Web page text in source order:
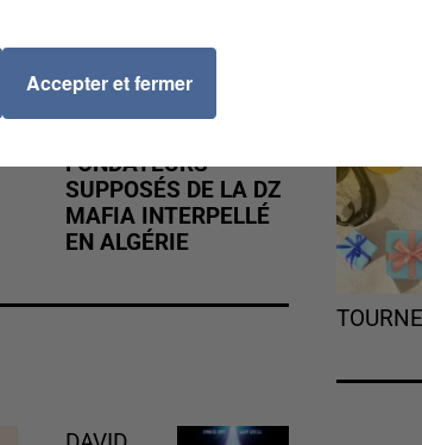
FONDATEURS
SUPPOSÉS DE LA DZ
MAFIA INTERPELLÉ
EN ALGÉRIE
Accepter et fermer